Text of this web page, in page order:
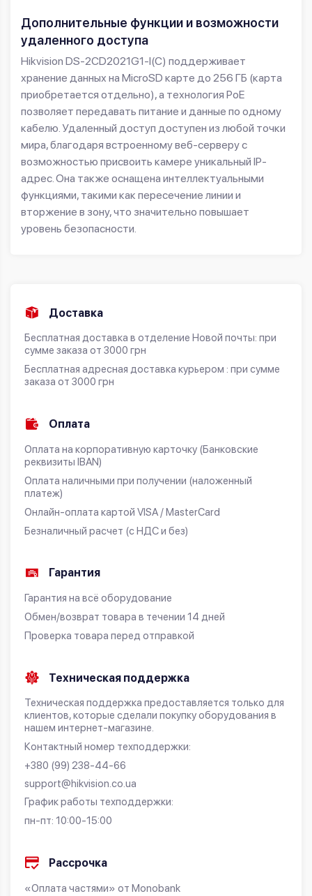
Дополнительные функции и возможности
удаленного доступа
Hikvision DS-2CD2021G1-I(C) поддерживает
хранение данных на MicroSD карте до 256 ГБ (карта
приобретается отдельно), а технология PoE
позволяет передавать питание и данные по одному
кабелю. Удаленный доступ доступен из любой точки
мира, благодаря встроенному веб-серверу с
возможностью присвоить камере уникальный IP-
адрес. Она также оснащена интеллектуальными
функциями, такими как пересечение линии и
вторжение в зону, что значительно повышает
уровень безопасности.
Доставка
Бесплатная доставка в отделение Новой почты: при
сумме заказа от 3000 грн
Бесплатная адресная доставка курьером : при сумме
заказа от 3000 грн
Оплата
Оплата на корпоративную карточку (Банковские
реквизиты IBAN)
Оплата наличными при получении (наложенный
платеж)
Онлайн-оплата картой VISA / MasterCard
Безналичный расчет (с НДС и без)
Гарантия
Гарантия на всё оборудование
Обмен/возврат товара в течении 14 дней
Проверка товара перед отправкой
Техническая поддержка
Техническая поддержка предоставляется только для
клиентов, которые сделали покупку оборудования в
нашем интернет-магазине.
Контактный номер техподдержки:
+380 (99) 238-44-66
support@hikvision.co.ua
График работы техподдержки:
пн-пт: 10:00-15:00
Рассрочка
«Оплата частями» от Monobank